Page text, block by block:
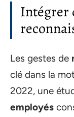
Intégrer
Les gestes de
clé dans la
2022, une
employés